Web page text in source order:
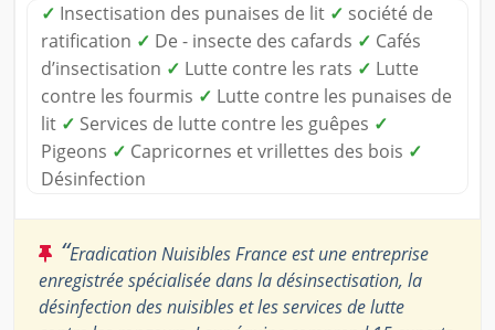
✓ Insectisation des punaises de lit ✓ société de
ratification ✓ De - insecte des cafards ✓ Cafés
d’insectisation ✓ Lutte contre les rats ✓ Lutte
contre les fourmis ✓ Lutte contre les punaises de
lit ✓ Services de lutte contre les guêpes ✓
Pigeons ✓ Capricornes et vrillettes des bois ✓
Désinfection
“Eradication Nuisibles France est une entreprise
enregistrée spécialisée dans la désinsectisation, la
désinfection des nuisibles et les services de lutte